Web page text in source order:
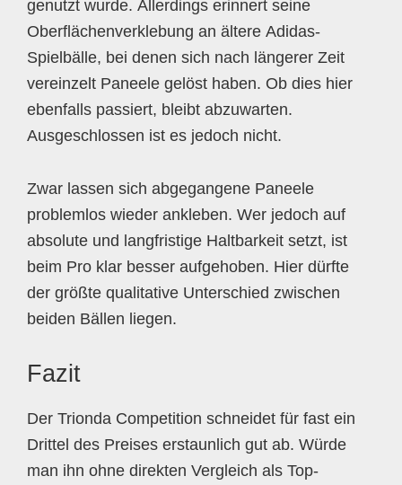
genutzt wurde. Allerdings erinnert seine
Oberflächenverklebung an ältere Adidas-
Spielbälle, bei denen sich nach längerer Zeit
vereinzelt Paneele gelöst haben. Ob dies hier
ebenfalls passiert, bleibt abzuwarten.
Ausgeschlossen ist es jedoch nicht.
Zwar lassen sich abgegangene Paneele
problemlos wieder ankleben. Wer jedoch auf
absolute und langfristige Haltbarkeit setzt, ist
beim Pro klar besser aufgehoben. Hier dürfte
der größte qualitative Unterschied zwischen
beiden Bällen liegen.
Fazit
Der Trionda Competition schneidet für fast ein
Drittel des Preises erstaunlich gut ab. Würde
man ihn ohne direkten Vergleich als Top-